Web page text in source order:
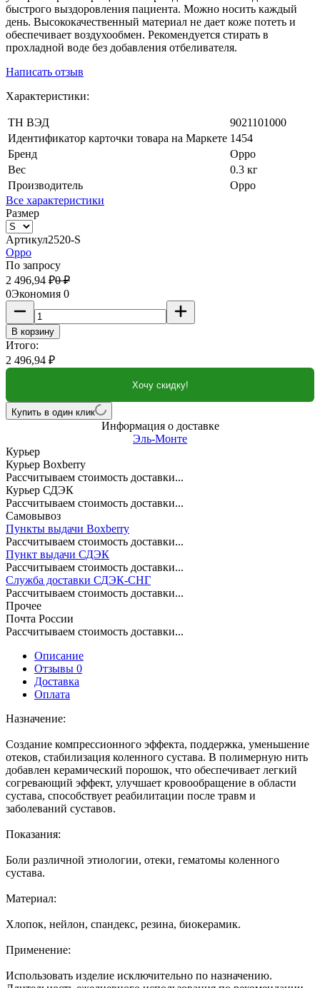
быстрого выздоровления пациента. Можно носить каждый
день. Высококачественный материал не дает коже потеть и
обеспечивает воздухообмен. Рекомендуется стирать в
прохладной воде без добавления отбеливателя.
Написать отзыв
Характеристики:
ТН ВЭД
9021101000
Идентификатор карточки товара на Маркете 1454
Бренд
Oppo
Вес
0.3 кг
Производитель
Oppo
Все характеристики
Размер
Артикул2520-S
Oppo
По запросу
2 496,94 ₽0 ₽
0Экономия 0
В корзину
Итого:
2 496,94 ₽
Хочу скидку!
Купить в один клик
Информация о доставке
Эль-Монте
Курьер
Курьер Boxberry
Рассчитываем стоимость доставки...
Курьер СДЭК
Рассчитываем стоимость доставки...
Самовывоз
Пункты выдачи Boxberry
Рассчитываем стоимость доставки...
Пункт выдачи СДЭК
Рассчитываем стоимость доставки...
Служба доставки СДЭК-СНГ
Рассчитываем стоимость доставки...
Прочее
Почта России
Рассчитываем стоимость доставки...
Описание
Отзывы 0
Доставка
Оплата
Назначение:
Создание компрессионного эффекта, поддержка, уменьшение
отеков, стабилизация коленного сустава. В полимерную нить
добавлен керамический порошок, что обеспечивает легкий
согревающий эффект, улучшает кровообращение в области
сустава, способствует реабилитации после травм и
заболеваний суставов.
Показания:
Боли различной этиологии, отеки, гематомы коленного
сустава.
Материал:
Хлопок, нейлон, спандекс, резина, биокерамик.
Применение:
Использовать изделие исключительно по назначению.